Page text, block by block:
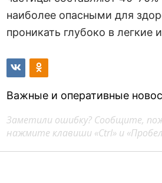
наиболее опасными для
проникать глубоко в легкие
Важные и оперативные
Заметили ошибку? Сообщите,
нажмите клавиши «Ctrl» и